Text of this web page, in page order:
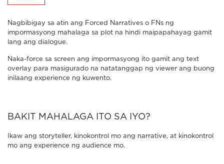
Nagbibigay sa atin ang Forced Narratives o FNs ng
impormasyong mahalaga sa plot na hindi maipapahayag gamit
lang ang dialogue.
Naka-force sa screen ang impormasyong ito gamit ang text
overlay para masigurado na natatanggap ng viewer ang buong
inilaang experience ng kuwento.
BAKIT MAHALAGA ITO SA IYO?
Ikaw ang storyteller, kinokontrol mo ang narrative, at kinokontrol
mo ang experience ng audience mo.